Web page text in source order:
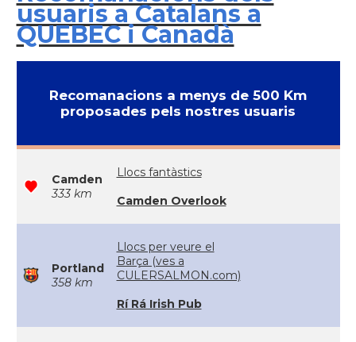
usuaris a Catalans a
QUEBEC i Canadà
Recomanacions a menys de 500 Km
proposades pels nostres usuaris
Camden
333 km
Llocs fantàstics
Camden Overlook
Portland
358 km
Llocs per veure el
Barça (ves a
CULERSALMON.com)
Rí Rá Irish Pub